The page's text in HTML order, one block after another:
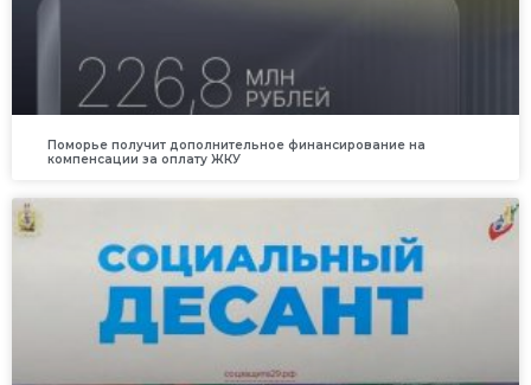
Поморье получит дополнительное финансирование на
компенсации за оплату ЖКУ